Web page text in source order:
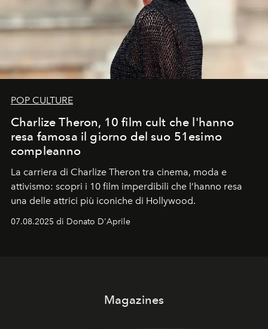
POP CULTURE
Charlize Theron, 10 film cult che l'hanno
resa famosa il giorno del suo 51esimo
compleanno
La carriera di Charlize Theron tra cinema, moda e
attivismo: scopri i 10 film imperdibili che l’hanno resa
una delle attrici più iconiche di Hollywood.
07.08.2025 di Donato D'Aprile
Magazines